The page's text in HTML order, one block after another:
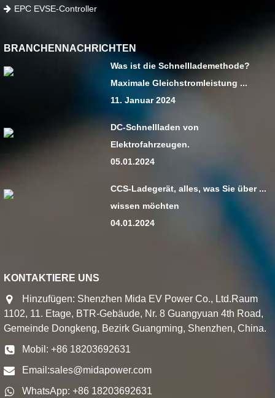
EPC EVSE-Controller
BRANCHENNACHRICHTEN
Was ist die Schnelllademethode?
Maximale Gleichstromleistung ...
11. Januar 2024
DC-Schnellladen von
Elektrofahrzeugen.
05.01.2024
CCS-Ladegerät, alles, was Sie über ...
wissen möchten
04.01.2024
KONTAKTIERE UNS
Hinzufügen: Shenzhen Mida EV Power Co., Ltd.Raum
1102, 11. Etage, BTR-Gebäude, Nr. 8 Guangyuan 4th Road,
Gemeinde Dongkeng, Bezirk Guangming, Shenzhen, China.
Mobil: +86 18203692631
Email:sales@midapower.com
WhatsApp: +86 18203692631